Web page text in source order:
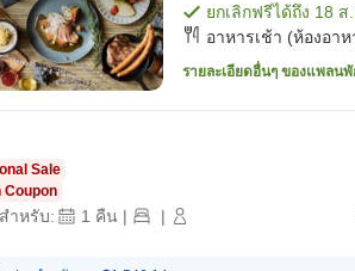
ยกเลิกฟรีได้ถึง 18 ส.
อาหารเช้า (ห้องอาห
รายละเอียดอื่นๆ ของแพลนพั
Sale
Coupon
ำหรับ: 1 คืน | |